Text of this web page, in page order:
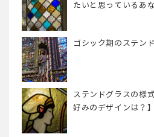
たいと思っているあ
ゴシック期のステン
ステンドグラスの様
好みのデザインは？】